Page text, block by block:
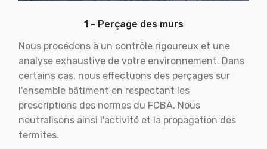
1 - Perçage des murs
Nous procédons à un contrôle rigoureux et une
analyse exhaustive de votre environnement. Dans
certains cas, nous effectuons des perçages sur
l'ensemble bâtiment en respectant les
prescriptions des normes du FCBA. Nous
neutralisons ainsi l'activité et la propagation des
termites.